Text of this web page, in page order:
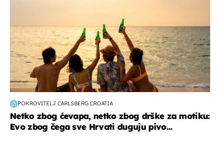
POKROVITELJ CARLSBERG CROATIA
Netko zbog ćevapa, netko zbog drške za motiku:
Evo zbog čega sve Hrvati duguju pivo...